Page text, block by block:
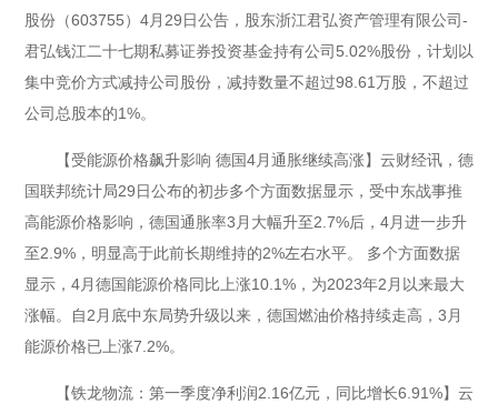
股份（603755）4月29日公告，股东浙江君弘资产管理有限公司-
君弘钱江二十七期私募证券投资基金持有公司5.02%股份，计划以
集中竞价方式减持公司股份，减持数量不超过98.61万股，不超过
公司总股本的1%。
【受能源价格飙升影响 德国4月通胀继续高涨】云财经讯，德
国联邦统计局29日公布的初步多个方面数据显示，受中东战事推
高能源价格影响，德国通胀率3月大幅升至2.7%后，4月进一步升
至2.9%，明显高于此前长期维持的2%左右水平。 多个方面数据
显示，4月德国能源价格同比上涨10.1%，为2023年2月以来最大
涨幅。自2月底中东局势升级以来，德国燃油价格持续走高，3月
能源价格已上涨7.2%。
【铁龙物流：第一季度净利润2.16亿元，同比增长6.91%】云